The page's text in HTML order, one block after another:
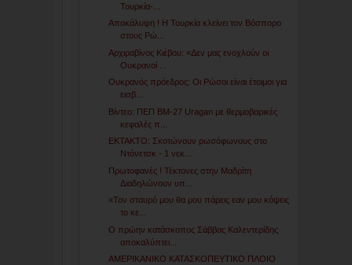
Τουρκία-...
Αποκάλυψη ! Η Τουρκία κλείνει τον Βόσπορο
στους Ρώ...
Αρχιραβίνος Κιέβου: «Δεν μας ενοχλούν οι
Ουκρανοί ...
Ουκρανός πρόεδρος: Οι Ρώσοι είναι έτοιμοι για
εισβ...
Βίντεο: ΠΕΠ ΒΜ-27 Uragan με θερμοβαρικές
κεφαλές π...
ΕΚΤΑΚΤΟ: Σκοτώνουν ρωσόφωνους στο
Ντόνετσκ - 1 νεκ...
Πρωτοφανές ! Τέκτονες στην Μαδρίτη
Διαδηλώνουν υπ...
«Toν σταυρό μου θα μου πάρεις εαν μου κόψεις
το κε...
Ο πρώην κατάσκοπος Σάββας Καλεντερίδης
αποκαλύπτει...
ΑΜΕΡΙΚΑΝΙΚΟ ΚΑΤΑΣΚΟΠΕΥΤΙΚΟ ΠΛΟΙΟ